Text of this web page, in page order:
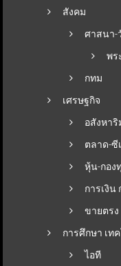
สังคม
ศาสนา
พร
กทม
เศรษฐกิจ
อสังหา
ตลาด-ซี
หุ้น-กอง
การเงิน
ขายตรง
การศึกษา เท
ไอที